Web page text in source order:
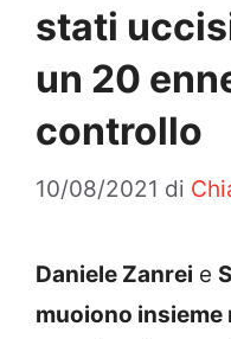
stati
un 20
controllo
10/08/2021 di
Daniele Zanrei e
muoiono insieme